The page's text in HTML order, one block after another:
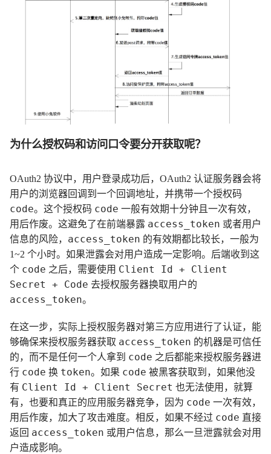
为什么授权码和访问口令要分开获取呢？
OAuth2 协议中，用户登录成功后，OAuth2 认证服务器会将
用户的浏览器回调到一个回调地址，并携带一个授权码
code。这个授权码 code 一般有效期十分钟且一次有效，
用后作废。这避免了在前端暴露 access_token 或者用户
信息的风险， access_token 的有效期都比较长，一般为
1~2 个小时。如果泄露会对用户造成一定影响。后端收到这
个 code 之后，需要使用 Client Id + Client
Secret + Code 去授权服务器换取用户的
access_token。
在这一步，实际上授权服务器对第三方应用进行了认证，能
够确保来授权服务器获取 access_token 的机器是可信任
的，而不是任何一个人拿到 code 之后都能来授权服务器进
行 code 换 token。如果 code 被黑客获取到，如果他没
有 Client Id + Client Secret 也无法使用，就算
有，也要和真正的应用服务器竞争，因为 code 一次有效，
用后作废，加大了攻击难度。相反，如果不经过 code 直接
返回 access_token 或用户信息，那么一旦泄露就会对用
户造成影响。